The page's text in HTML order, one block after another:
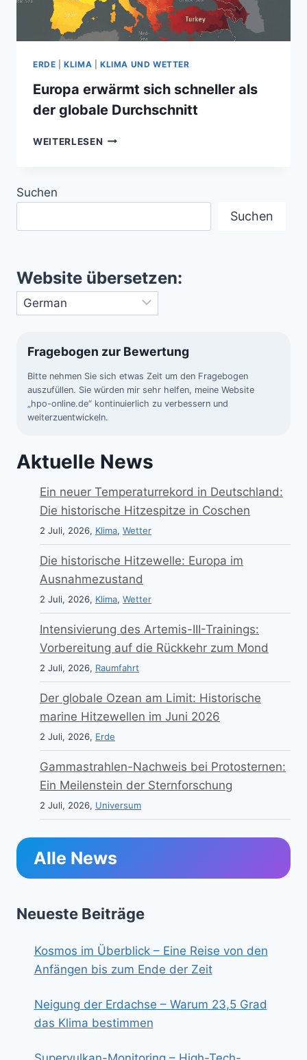
ERDE |KLIMA KLIMA UND WETTER
Europa erwärmt sich schneller als
der globale Durchschnitt
WEITERLESEN EUROPA
Suchen
Suchen
Website übersetzen:
Fragebogen zur Bewertung
Bitte nehmen Sie sich etwas Zeit um den Fragebogen
auszufüllen. Sie würden mir sehr helfen, meine Website
„hpo-online.de“ kontinuierlich zu verbessern und
weiterzuentwickeln.
Aktuelle News
Ein neuer Temperaturrekord in Deutschland:
Die historische Hitzespitze in Coschen
2 Juli, 2026, Klima, Wetter
Die historische Hitzewelle: Europa im
Ausnahmezustand
2 Juli, 2026, Klima, Wetter
Intensivierung des Artemis-III-Trainings:
Vorbereitung auf die Rückkehr zum Mond
2 Juli, 2026, Raumfahrt
Der globale Ozean am Limit: Historische
marine Hitzewellen im Juni 2026
2 Juli, 2026, Erde
Gammastrahlen-Nachweis bei Protosternen:
Ein Meilenstein der Sternforschung
2 Juli, 2026, Universum
Alle News
Neueste Beiträge
Kosmos im Überblick – Eine Reise von den
Anfängen bis zum Ende der Zeit
Neigung der Erdachse – Warum 23,5 Grad
das Klima bestimmen